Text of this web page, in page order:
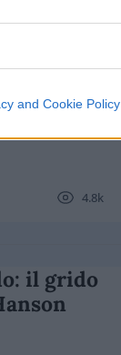
and Cookie Policy
4.8k
il grido